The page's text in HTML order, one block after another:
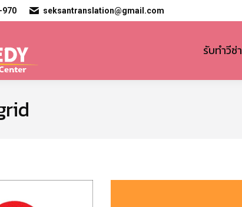
970 seksantranslation@gmail.com
รับทำวีซ่า